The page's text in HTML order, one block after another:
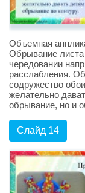
Объемная
Обрывание листа
чередовании
расслабления.
содружество
желательно
обрывание, но и
Слайд 14